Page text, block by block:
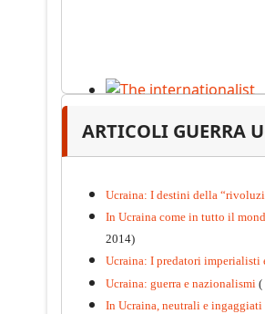
PDF n.12, 2026
ARTICOLI GUERRA
Ucraina: I destini della
In Ucraina come in tutto il
2014)
Ucraina: I predatori imperialisti
Ucraina: guerra e nazionalismi (
In Ucraina, neutrali e ingaggiati